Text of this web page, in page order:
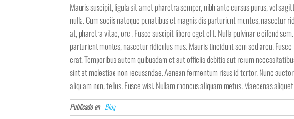
Mauris suscipit, ligula sit amet pharetra semper, nibh ante cursus purus, vel
nulla. Cum sociis natoque penatibus et magnis dis parturient montes, nascetur
at, pharetra vitae, orci. Fusce suscipit libero eget elit. Nulla pulvinar eleifend
parturient montes, nascetur ridiculus mus. Mauris tincidunt sem sed arcu.
erat. Temporibus autem quibusdam et aut officiis debitis aut rerum
sint et molestiae non recusandae. Aenean fermentum risus id tortor. Nunc
aliquam non, tellus. Fusce wisi. Nullam rhoncus aliquam metus. Maecenas
Publicado en Blog